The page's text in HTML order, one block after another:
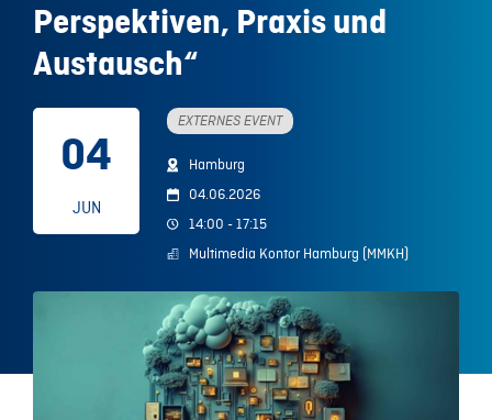
Perspektiven, Praxis und
Austausch“
04
JUN
EXTERNES EVENT
Hamburg
04.06.2026
14:00 - 17:15
Multimedia Kontor Hamburg (MMKH)